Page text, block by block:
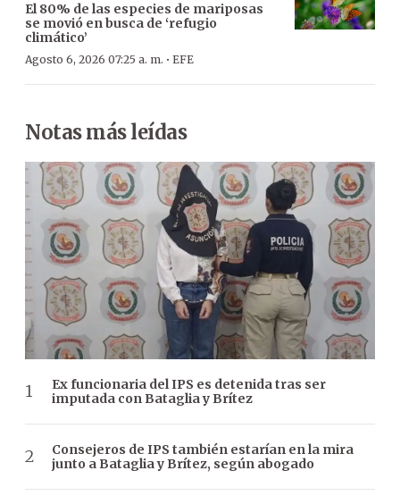
El 80% de las especies de mariposas
se movió en busca de ‘refugio
climático’
Agosto 6, 2026 07:25 a. m. · EFE
Notas más leídas
Ex funcionaria del IPS es detenida tras ser
imputada con Bataglia y Brítez
Consejeros de IPS también estarían en la mira
junto a Bataglia y Brítez, según abogado